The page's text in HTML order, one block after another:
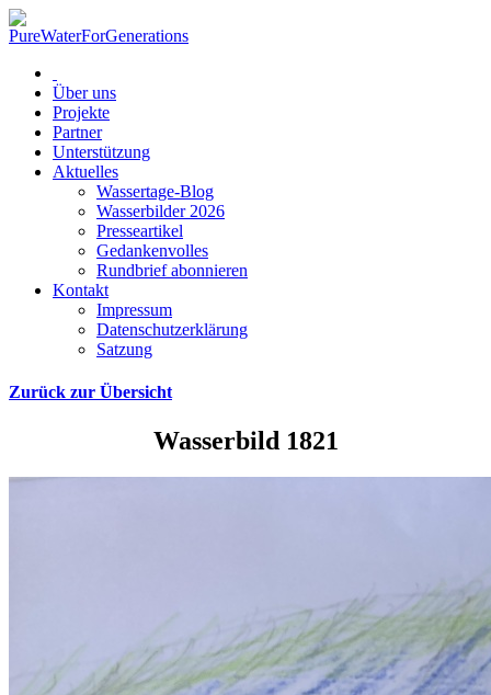
Über uns
Projekte
Partner
Unterstützung
Aktuelles
Wassertage-Blog
Wasserbilder 2026
Presseartikel
Gedankenvolles
Rundbrief abonnieren
Kontakt
Impressum
Datenschutzerklärung
Satzung
Zurück zur Übersicht
Wasserbild 1821